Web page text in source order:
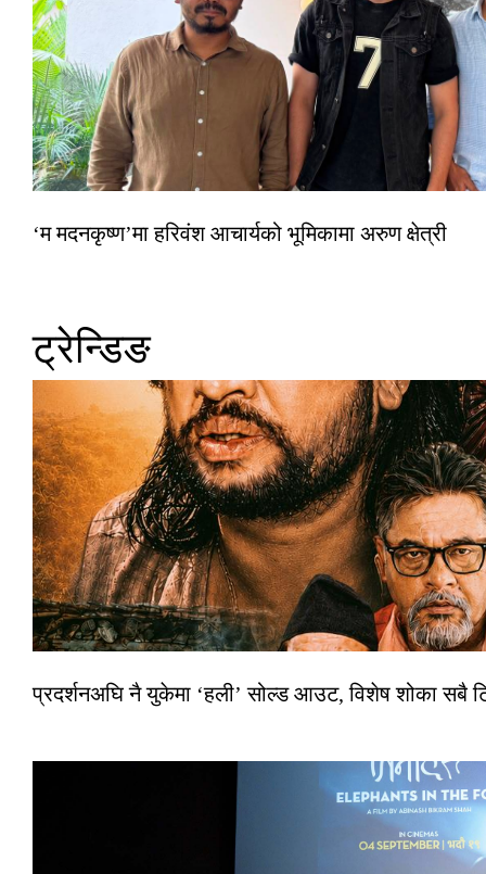
‘म मदनकृष्ण’मा हरिवंश आचार्यको भूमिकामा अरुण क्षेत्री
ट्रेन्डिङ
प्रदर्शनअघि नै युकेमा ‘हली’ सोल्ड आउट, विशेष शोका सबै